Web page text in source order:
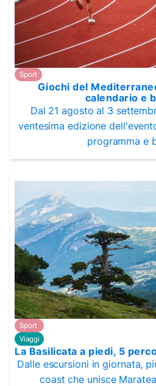
Sport
Giochi del
calendario e
Dal 21 agosto al 3
ventesima edizione
programma e
Sport
Viaggi
La Basilicata a piedi, 5
Dalle escursioni in giornata,
coast che unisce